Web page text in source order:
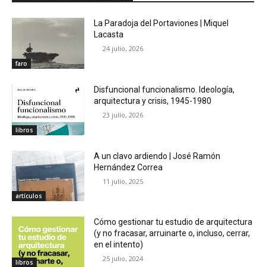
faro
La Paradoja del Portaviones | Miquel
Lacasta
24 julio, 2026
libros
Disfuncional funcionalismo. Ideología,
arquitectura y crisis, 1945-1980
23 julio, 2026
artículos
A un clavo ardiendo | José Ramón
Hernández Correa
11 julio, 2025
libros
Cómo gestionar tu estudio de arquitectura
(y no fracasar, arruinarte o, incluso, cerrar,
en el intento)
25 julio, 2024